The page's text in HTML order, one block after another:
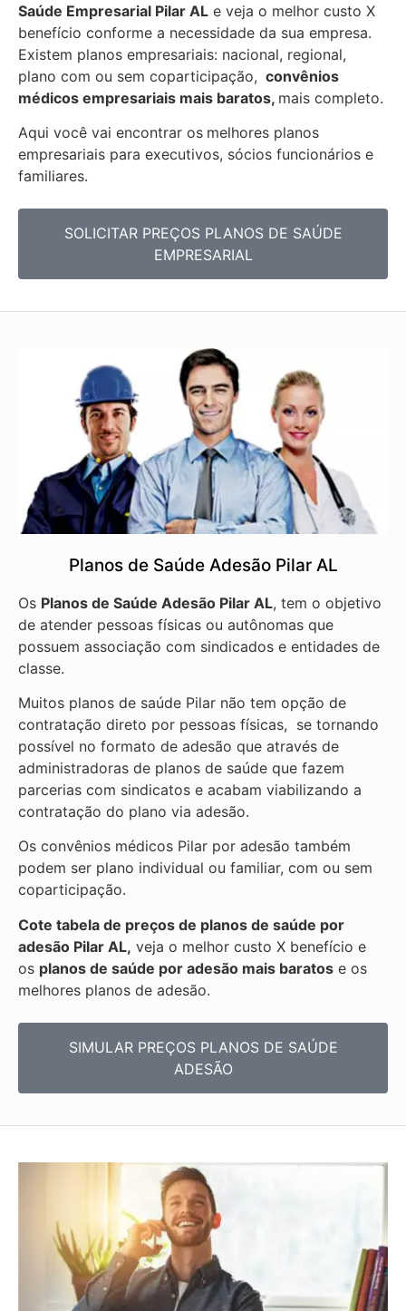
Saúde Empresarial Pilar AL e veja o melhor custo X
benefício conforme a necessidade da sua empresa.
Existem planos empresariais: nacional, regional,
plano com ou sem coparticipação, convênios
médicos empresariais mais baratos, mais completo.
Aqui você vai encontrar os melhores planos
empresariais para executivos, sócios funcionários e
familiares.
SOLICITAR PREÇOS PLANOS DE SAÚDE
EMPRESARIAL
Planos de Saúde Adesão Pilar AL
Os Planos de Saúde Adesão Pilar AL, tem o objetivo
de atender pessoas físicas ou autônomas que
possuem associação com sindicados e entidades de
classe.
Muitos planos de saúde Pilar não tem opção de
contratação direto por pessoas físicas, se tornando
possível no formato de adesão que através de
administradoras de planos de saúde que fazem
parcerias com sindicatos e acabam viabilizando a
contratação do plano via adesão.
Os convênios médicos Pilar por adesão também
podem ser plano individual ou familiar, com ou sem
coparticipação.
Cote tabela de preços de planos de saúde por
adesão Pilar AL, veja o melhor custo X benefício e
os planos de saúde por adesão mais baratos e os
melhores planos de adesão.
SIMULAR PREÇOS PLANOS DE SAÚDE
ADESÃO